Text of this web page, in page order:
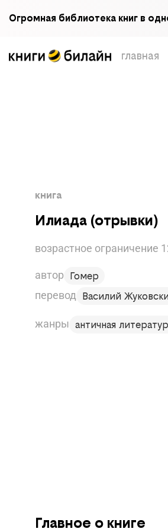
Огромная библиотека книг в
главная
книга
Илиада (отрывки)
возрастное ограничение
автор Гомер
перевод Василий
жанры античная
Главное о книге